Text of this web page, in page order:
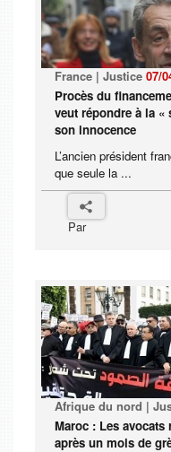
France | Justice 07/
Procès du
veut répondre à la «
son innocence
L’ancien président
que seule la ...
Par
Afrique du nord |
Maroc : Les
après un mois de